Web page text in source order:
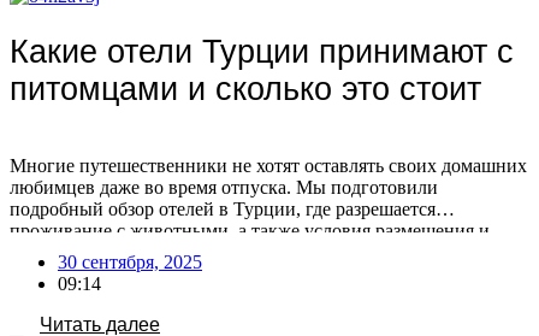
Какие отели Турции принимают с
питомцами и сколько это стоит
Многие путешественники не хотят оставлять своих домашних
любимцев даже во время отпуска. Мы подготовили
подробный обзор отелей в Турции, где разрешается
проживание с животными, а также условия размещения и
стоимость этой услуги. По словам туроператоров, спрос на
размещение с питомцами в Турции остаётся стабильным —
такая услуга пользуется постоянным интересом. При этом с
каждым годом […]
30 сентября, 2025
09:14
Читать далее